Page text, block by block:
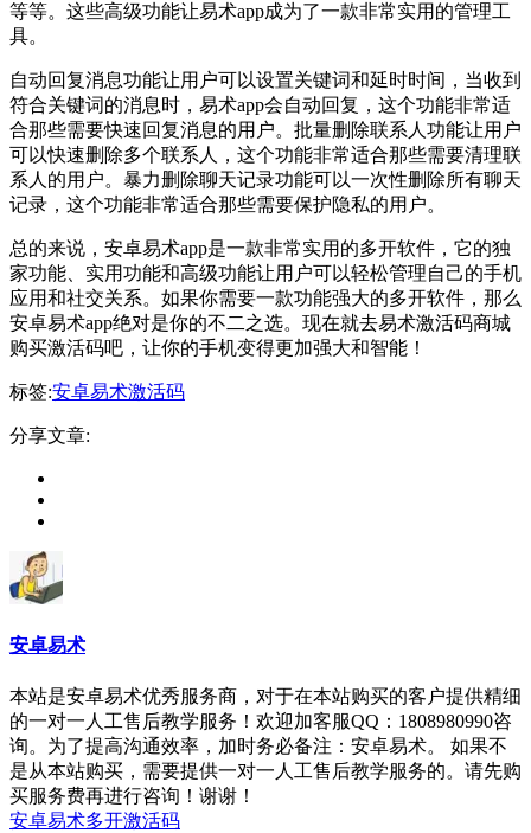
等等。这些高级功能让易术app成为了一款非常实用的管理工
具。
自动回复消息功能让用户可以设置关键词和延时时间，当收到
符合关键词的消息时，易术app会自动回复，这个功能非常适
合那些需要快速回复消息的用户。批量删除联系人功能让用户
可以快速删除多个联系人，这个功能非常适合那些需要清理联
系人的用户。暴力删除聊天记录功能可以一次性删除所有聊天
记录，这个功能非常适合那些需要保护隐私的用户。
总的来说，安卓易术app是一款非常实用的多开软件，它的独
家功能、实用功能和高级功能让用户可以轻松管理自己的手机
应用和社交关系。如果你需要一款功能强大的多开软件，那么
安卓易术app绝对是你的不二之选。现在就去易术激活码商城
购买激活码吧，让你的手机变得更加强大和智能！
标签:安卓易术激活码
分享文章:
安卓易术
本站是安卓易术优秀服务商，对于在本站购买的客户提供精细
的一对一人工售后教学服务！欢迎加客服QQ：1808980990咨
询。为了提高沟通效率，加时务必备注：安卓易术。 如果不
是从本站购买，需要提供一对一人工售后教学服务的。请先购
买服务费再进行咨询！谢谢！
安卓易术多开激活码